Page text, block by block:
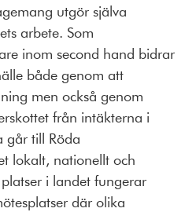
utgör själva
arbete. Som
inom second hand bidrar
både genom att
men också genom
från intäkterna i
går till Röda
lokalt, nationellt och
i landet fungerar
där olika